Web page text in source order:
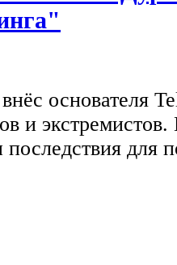
основателя
и
для